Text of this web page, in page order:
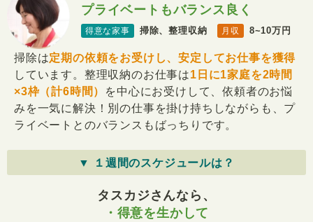
プライベートもバランス良く
得意な家事 掃除、整理収納 月収 8~10万円
掃除は定期の依頼をお受けし、安定してお仕事を獲得
しています。整理収納のお仕事は1日に1家庭を2時間
×3枠（計6時間）
を中心にお受けして、依頼者のお悩
みを一気に解決！別の仕事を掛け持ちしながらも、プ
ライベートとのバランスもばっちりです。
▼ １週間のスケジュールは？
タスカジさんなら、
・得意を生かして